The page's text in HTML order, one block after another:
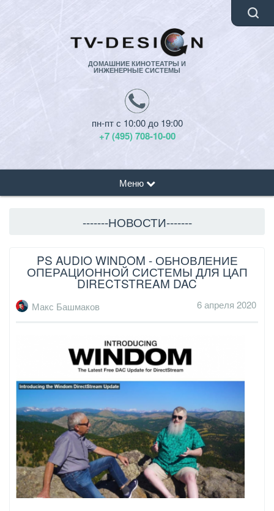
ДОМАШНИЕ КИНОТЕАТРЫ И
ИНЖЕНЕРНЫЕ СИСТЕМЫ
пн-пт с 10:00 до 19:00
+7 (495) 708-10-00
Меню
-------НОВОСТИ-------
PS AUDIO WINDOM - ОБНОВЛЕНИЕ
ОПЕРАЦИОННОЙ СИСТЕМЫ ДЛЯ ЦАП
DIRECTSTREAM DAC
Макс Башмаков 6 апреля 2020